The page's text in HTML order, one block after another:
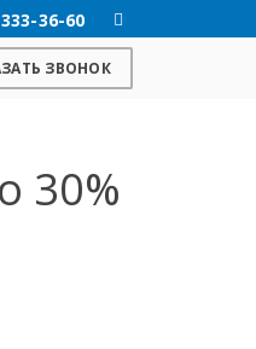
36-60
ЗВОНОК
30%